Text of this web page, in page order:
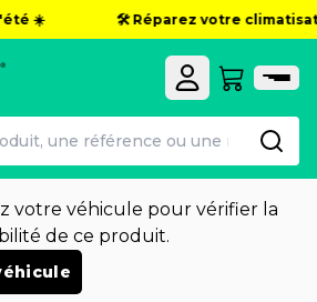
☀️ 🛠️ Réparez votre
votre véhicule pour vérifier la
de ce produit.